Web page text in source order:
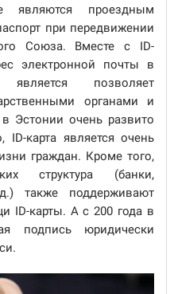
являются проездным
при передвижении
Союза. Вместе с ID-
электронной почты в
позволяет
органами и
Эстонии очень развито
ID-карта является очень
граждан. Кроме того,
структура (банки,
также поддерживают
ID-карты. А с 200 года в
подпись юридически